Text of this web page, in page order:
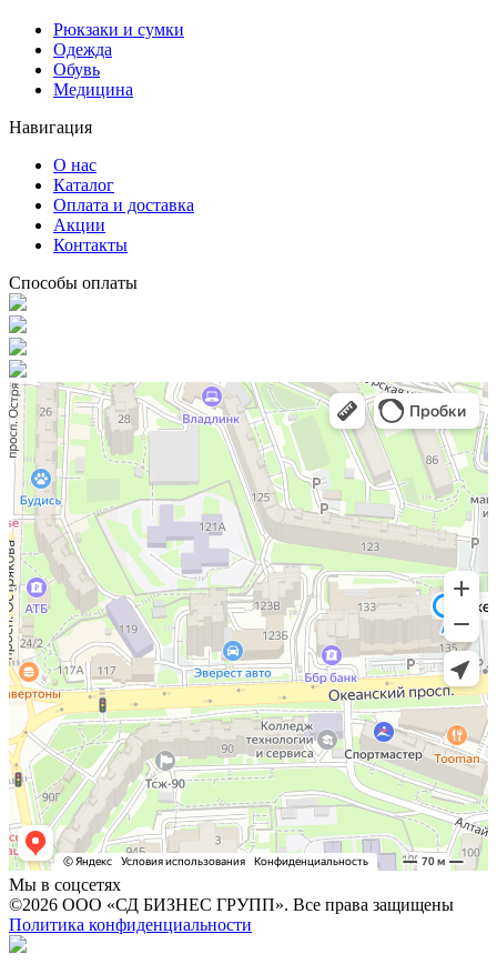
Рюкзаки и сумки
Одежда
Обувь
Медицина
Навигация
О нас
Каталог
Оплата и доставка
Акции
Контакты
Способы оплаты
Мы в соцсетях
©2026 ООО «СД БИЗНЕС ГРУПП». Все права защищены
Политика конфиденциальности